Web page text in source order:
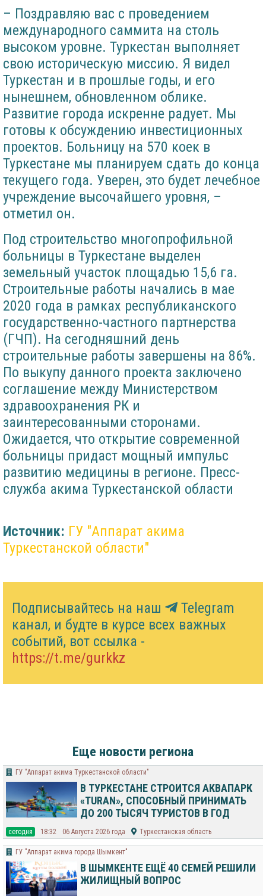
– Поздравляю вас с проведением
международного саммита на столь
высоком уровне. Туркестан выполняет
свою историческую миссию. Я видел
Туркестан и в прошлые годы, и его
нынешнем, обновленном облике.
Развитие города искренне радует. Мы
готовы к обсуждению инвестиционных
проектов. Больницу на 570 коек в
Туркестане мы планируем сдать до конца
текущего года. Уверен, это будет лечебное
учреждение высочайшего уровня, –
отметил он.
Под строительство многопрофильной
больницы в Туркестане выделен
земельный участок площадью 15,6 га.
Строительные работы начались в мае
2020 года в рамках республиканского
государственно-частного партнерства
(ГЧП). На сегодняшний день
строительные работы завершены на 86%.
По выкупу данного проекта заключено
соглашение между Министерством
здравоохранения РК и
заинтересованными сторонами.
Ожидается, что открытие современной
больницы придаст мощный импульс
развитию медицины в регионе. Пресс-
служба акима Туркестанской области
Источник: ГУ "Аппарат акима
Туркестанской области"
Подписывайтесь на наш
Telegram
канал, и будте в курсе всех важных
событий, вот ссылка -
https://t.me/gurkkz
Еще новости региона
ГУ "Аппарат акима Туркестанской области"
В ТУРКЕСТАНЕ СТРОИТСЯ АКВАПАРК
«TURAN», СПОСОБНЫЙ ПРИНИМАТЬ
ДО 200 ТЫСЯЧ ТУРИСТОВ В ГОД
cегодня 18:32 06 Августа 2026 года Туркестанская область
​ГУ "Аппарат акима города Шымкент"
В ШЫМКЕНТЕ ЕЩЁ 40 СЕМЕЙ РЕШИЛИ
ЖИЛИЩНЫЙ ВОПРОС